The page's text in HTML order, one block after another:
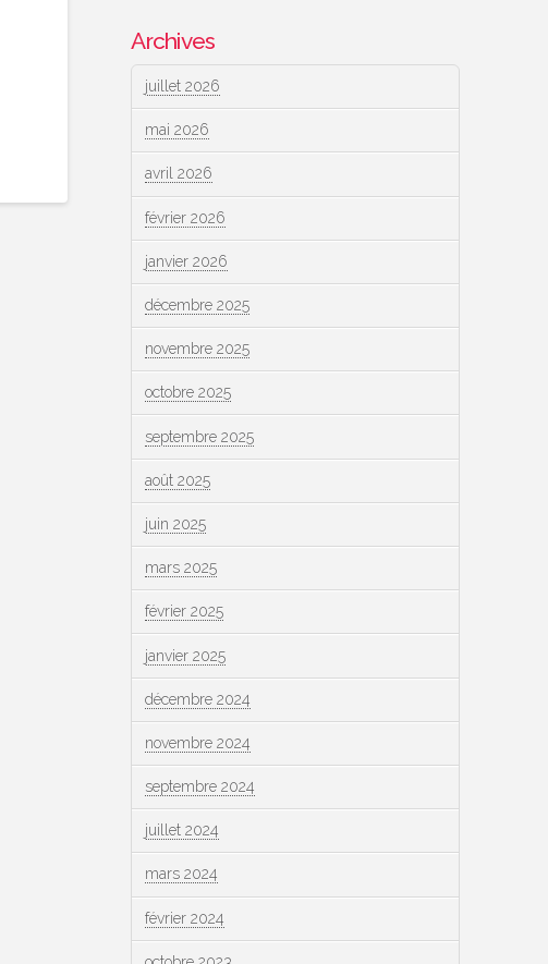
Archives
juillet 2026
mai 2026
avril 2026
février 2026
janvier 2026
décembre 2025
novembre 2025
octobre 2025
septembre 2025
août 2025
juin 2025
mars 2025
février 2025
janvier 2025
décembre 2024
novembre 2024
septembre 2024
juillet 2024
mars 2024
février 2024